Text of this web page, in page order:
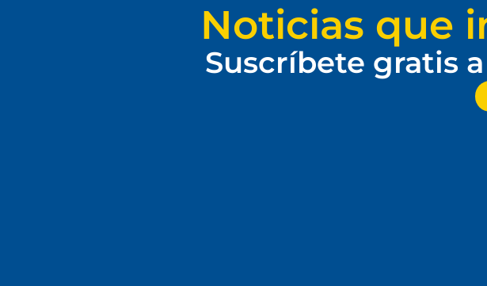
Noticias que
Suscríbete gratis